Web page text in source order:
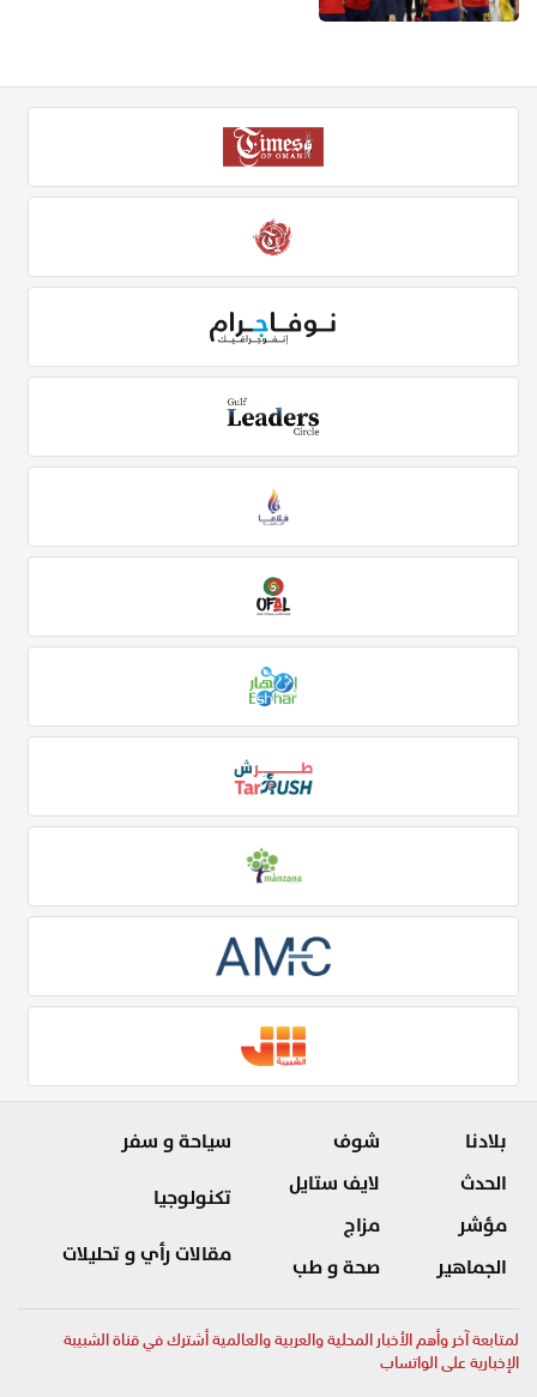
بلادنا
الحدث
مؤشر
الجماهير
شوف
لايف ستايل
مزاج
صحة و طب
سياحة و سفر
تكنولوجيا
مقالات رأي و تحليلات
لمتابعة آخر وأهم الأخبار المحلية والعربية والعالمية أشترك في قناة الشبيبة
الإخبارية على الواتساب